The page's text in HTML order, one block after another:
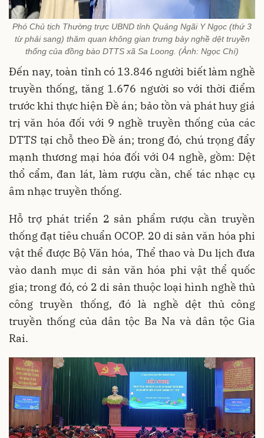
Phó Chủ tịch Thường trực UBND tỉnh Quảng Ngãi Y Ngọc (thứ 3
từ phải sang) thăm quan không gian trưng bày nghề dệt truyền
thống của đồng bào DTTS xã Sa Loong. (Ảnh: Ngọc Chí)
Đến nay, toàn tỉnh có 13.846 người biết làm nghề
truyền thống, tăng 1.676 người so với thời điểm
trước khi thực hiện Đề án; bảo tồn và phát huy giá
trị văn hóa đối với 9 nghề truyền thống của các
DTTS tại chỗ theo Đề án; trong đó, chú trọng đẩy
mạnh thương mại hóa đối với 04 nghề, gồm: Dệt
thổ cẩm, đan lát, làm rượu cần, chế tác nhạc cụ
âm nhạc truyền thống.
Hỗ trợ phát triển 2 sản phẩm rượu cần truyền
thống đạt tiêu chuẩn OCOP. 20 di sản văn hóa phi
vật thể được Bộ Văn hóa, Thể thao và Du lịch đưa
vào danh mục di sản văn hóa phi vật thể quốc
gia; trong đó, có 2 di sản thuộc loại hình nghề thủ
công truyền thống, đó là nghề dệt thủ công
truyền thống của dân tộc Ba Na và dân tộc Gia
Rai.